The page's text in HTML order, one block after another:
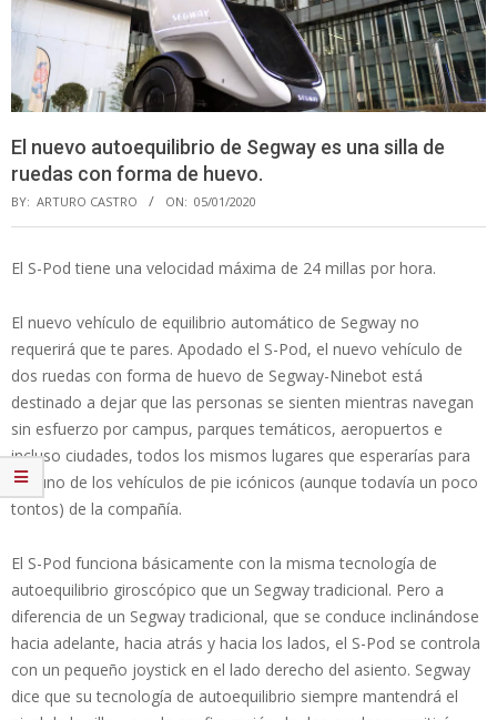
El nuevo autoequilibrio de Segway es una silla de
ruedas con forma de huevo.
BY: ARTURO CASTRO ON: 05/01/2020
El S-Pod tiene una velocidad máxima de 24 millas por hora.
El nuevo vehículo de equilibrio automático de Segway no
requerirá que te pares. Apodado el S-Pod, el nuevo vehículo de
dos ruedas con forma de huevo de Segway-Ninebot está
destinado a dejar que las personas se sienten mientras navegan
sin esfuerzo por campus, parques temáticos, aeropuertos e
incluso ciudades, todos los mismos lugares que esperarías para
ver uno de los vehículos de pie icónicos (aunque todavía un poco
tontos) de la compañía.
El S-Pod funciona básicamente con la misma tecnología de
autoequilibrio giroscópico que un Segway tradicional. Pero a
diferencia de un Segway tradicional, que se conduce inclinándose
hacia adelante, hacia atrás y hacia los lados, el S-Pod se controla
con un pequeño joystick en el lado derecho del asiento. Segway
dice que su tecnología de autoequilibrio siempre mantendrá el